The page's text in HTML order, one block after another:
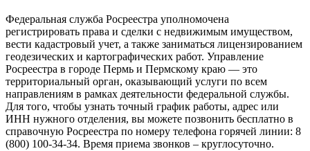
Федеральная служба Росреестра уполномочена
регистрировать права и сделки с недвижимым имуществом,
вести кадастровый учет, а также заниматься лицензированием
геодезических и картографических работ. Управление
Росреестра в городе Пермь и Пермскому краю — это
территориальный орган, оказывающий услуги по всем
направлениям в рамках деятельности федеральной службы.
Для того, чтобы узнать точный график работы, адрес или
ИНН нужного отделения, вы можете позвонить бесплатно в
справочную Росреестра по номеру телефона горячей линии: 8
(800) 100-34-34. Время приема звонков – круглосуточно.